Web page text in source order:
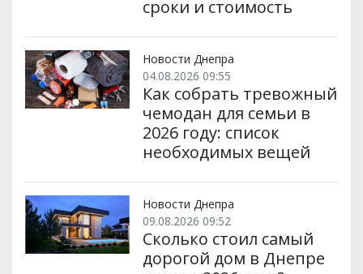
сроки и стоимость
Новости Днепра
04.08.2026 09:55
Как собрать тревожный
чемодан для семьи в
2026 году: список
необходимых вещей
Новости Днепра
09.08.2026 09:52
Сколько стоил самый
дорогой дом в Днепре